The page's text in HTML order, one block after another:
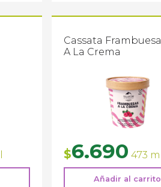
Cassata Frambuesa
A La Crema
$6.690 473 ml
Añadir al carrito